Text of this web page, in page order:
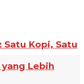
Kopi, Satu
Lebih